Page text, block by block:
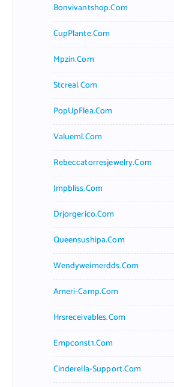
Bonvivantshop.com
CupPlante.com
Mpzin.com
Stcreal.com
PopUpFlea.com
Valueml.com
Rebeccatorresjewelry.com
Jmpbliss.com
Drjorgerico.com
Queensushipa.com
Wendyweimerdds.com
Ameri-Camp.com
Hrsreceivables.com
Empconst1.com
Cinderella-Support.com